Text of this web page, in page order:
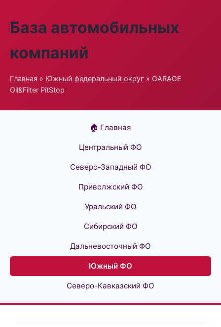
База автомобильных
компаний
Главная » Южный федеральный округ » GARAGE
Oil&Filter PitStop
🏠 Главная
Центральный ФО
Северо-Западный ФО
Приволжский ФО
Уральский ФО
Сибирский ФО
Дальневосточный ФО
Южный ФО
Северо-Кавказский ФО